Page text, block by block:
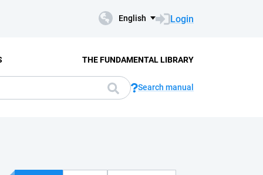
English Login
THE FUNDAMENTAL LIBRARY
Search manual